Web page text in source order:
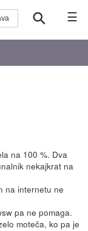
☰
na 100 %. Dva
nekajkrat na
na internetu ne
pa ne pomaga.
moteča, ko pa je